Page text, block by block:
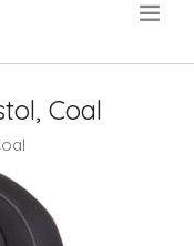
Coal